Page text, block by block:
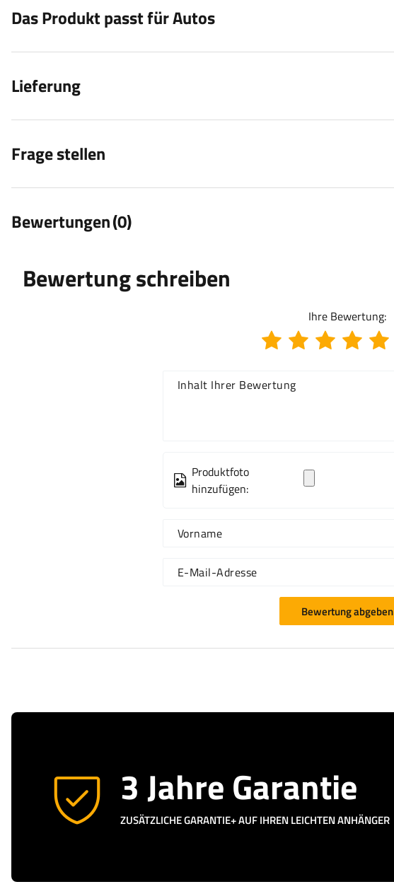
Das Produkt passt für Autos
Lieferung
Frage stellen
Bewertungen(0)
Bewertung schreiben
Ihre Bewertung:
Inhalt Ihrer Bewertung
Produktfoto
hinzufügen:
Vorname
E-Mail-Adresse
Bewertung abgeben
3 Jahre Garantie
ZUSÄTZLICHE GARANTIE+ AUF IHREN LEICHTEN ANHÄNGER